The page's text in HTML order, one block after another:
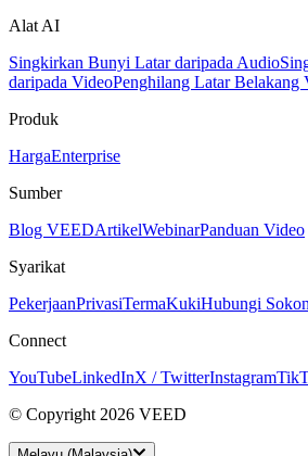
Alat AI
Singkirkan Bunyi Latar daripada Audio
daripada VideoPenghilang Latar Belakang
Produk
HargaEnterprise
Sumber
Blog VEEDArtikelWebinarPanduan Video
Syarikat
PekerjaanPrivasiTermaKukiHubungi
Connect
YouTubeLinkedInX / TwitterInstagram
© Copyright 2026 VEED